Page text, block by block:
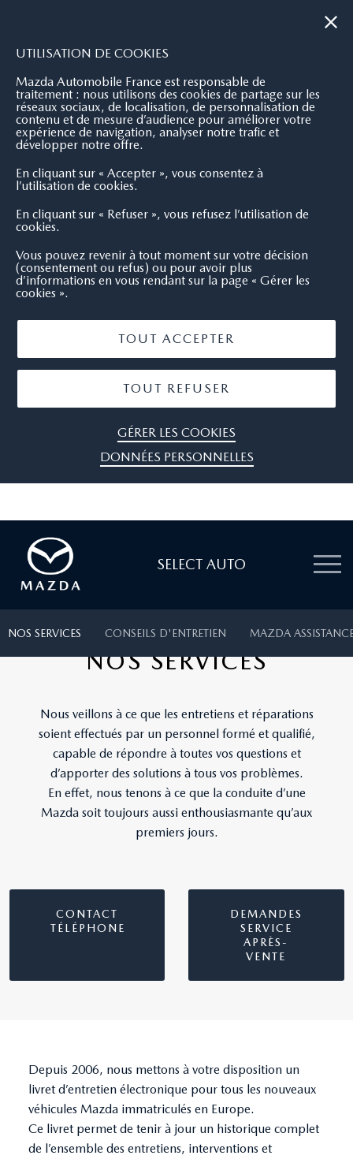
UTILISATION DE COOKIES
Mazda Automobile France est responsable de
traitement : nous utilisons des cookies de partage sur les
réseaux sociaux, de localisation, de personnalisation de
contenu et de mesure d’audience pour améliorer votre
expérience de navigation, analyser notre trafic et
développer notre offre.
En cliquant sur « Accepter », vous consentez à
l’utilisation de cookies.
En cliquant sur « Refuser », vous refusez l’utilisation de
cookies.
Vous pouvez revenir à tout moment sur votre décision
(consentement ou refus) ou pour avoir plus
d’informations en vous rendant sur la page « Gérer les
cookies ».
TOUT ACCEPTER
TOUT REFUSER
GÉRER LES COOKIES
DONNÉES PERSONNELLES
SELECT AUTO
NOS SERVICES CONSEILS D'ENTRETIEN MAZDA
NOS SERVICES
Nous veillons à ce que les entretiens et réparations
soient effectués par un personnel formé et qualifié,
capable de répondre à toutes vos questions et
d’apporter des solutions à tous vos problèmes.
En effet, nous tenons à ce que la conduite d’une
Mazda soit toujours aussi enthousiasmante qu’aux
premiers jours.
CONTACT
TÉLÉPHONE
DEMANDES
SERVICE
APRÈS-
VENTE
Depuis 2006, nous mettons à votre disposition un
livret d’entretien électronique pour tous les nouveaux
véhicules Mazda immatriculés en Europe.
Ce livret permet de tenir à jour un historique complet
de l’ensemble des entretiens, interventions et